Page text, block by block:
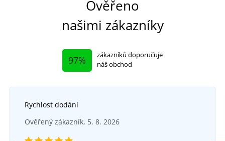
Textilní opasek CXS NAVAH
Ověřeno
našimi zákazníky
97%
zákazníků doporučuje
náš obchod
Rychlost dodáni
Ověřený zákazník, 5. 8. 2026